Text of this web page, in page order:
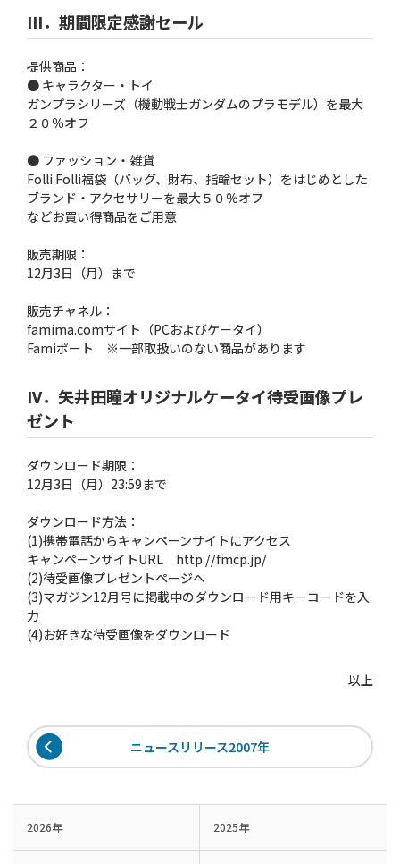
III．期間限定感謝セール
提供商品：
● キャラクター・トイ
ガンプラシリーズ（機動戦士ガンダムのプラモデル）を最大
２０％オフ
● ファッション・雑貨
Folli Folli福袋（バッグ、財布、指輪セット）をはじめとした
ブランド・アクセサリーを最大５０％オフ
などお買い得商品をご用意
販売期限：
12月3日（月）まで
販売チャネル：
famima.comサイト（PCおよびケータイ）
Famiポート ※一部取扱いのない商品があります
IV．矢井田瞳オリジナルケータイ待受画像プレ
ゼント
ダウンロード期限：
12月3日（月）23:59まで
ダウンロード方法：
(1)携帯電話からキャンペーンサイトにアクセス
キャンペーンサイトURL http://fmcp.jp/
(2)待受画像プレゼントページへ
(3)マガジン12月号に掲載中のダウンロード用キーコードを入
力
(4)お好きな待受画像をダウンロード
以上
ニュースリリース2007年
2026年 2025年